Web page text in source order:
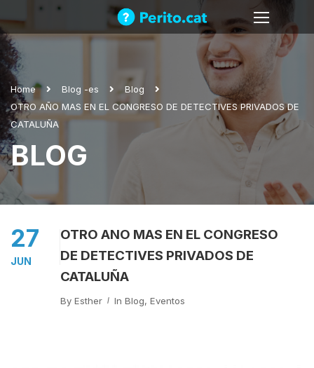
Home Blog -es
Blog
OTRO AÑO MAS EN EL CONGRESO DE DETECTIVES PRIVADOS DE
CATALUÑA
BLOG
27
JUN
OTRO AÑO MAS EN EL CONGRESO
DE DETECTIVES PRIVADOS DE
CATALUÑA
By Esther In Blog, Eventos